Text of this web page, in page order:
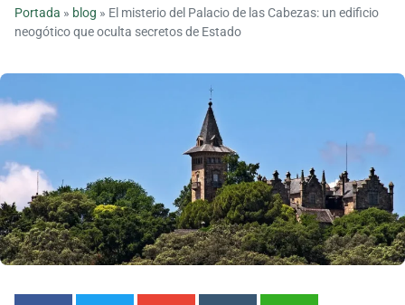
Portada » blog » El misterio del Palacio de las Cabezas: un edificio
neogótico que oculta secretos de Estado